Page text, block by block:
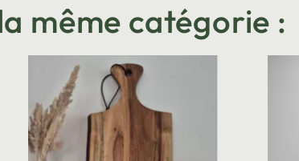
même catégorie :